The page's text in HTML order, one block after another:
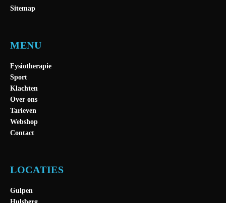
Sitemap
MENU
Fysiotherapie
Sport
Klachten
Over ons
Tarieven
Webshop
Contact
LOCATIES
Gulpen